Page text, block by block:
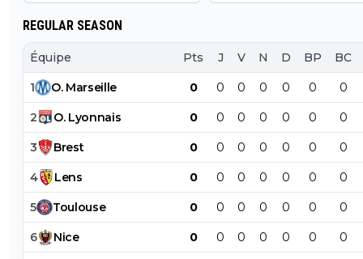
REGULAR SEASON
Équipe Pts J V N D BP BC
1 O. Marseille 0 0 0 0 0 0 0
2 O. Lyonnais 0 0 0 0 0 0 0
3 Brest 0 0 0 0 0 0 0
4 Lens 0 0 0 0 0 0 0
5 Toulouse 0 0 0 0 0 0 0
6 Nice 0 0 0 0 0 0 0